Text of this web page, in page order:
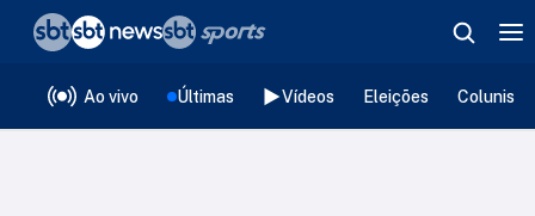
Ao vivo Últimas Vídeos Eleições
❮voltar
Editorias